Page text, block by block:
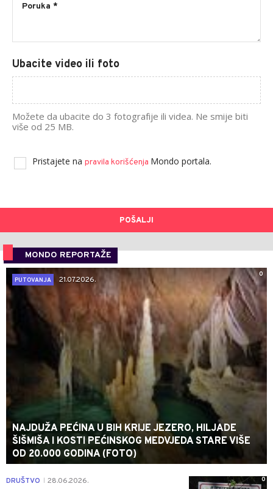
Ubacite video ili foto
Možete da ubacite do 3 fotografije ili videa. Ne smije biti
više od 25 MB.
Pristajete na pravila korišćenja Mondo portala.
POŠALJI
MONDO REPORTAŽE
0
PUTOVANJA
21.07.2026.
NAJDUŽA PEĆINA U BIH KRIJE JEZERO, HILJADE
ŠIŠMIŠA I KOSTI PEĆINSKOG MEDVJEDA STARE VIŠE
OD 20.000 GODINA (FOTO)
0
DRUŠTVO 28.06.2026.